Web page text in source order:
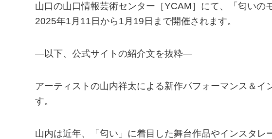
山口の山口情報芸術センター［YCAM］にて、「匂いの
2025年1月11日から1月19日まで開催されます。
—以下、公式サイトの紹介文を抜粋—
アーティストの山内祥太による新作パフォーマンス＆
す。
山内は近年、「匂い」に着目した舞台作品やインスタレ